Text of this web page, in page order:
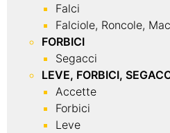
Falci
Falciole, Roncole,
FORBICI
Segacci
LEVE, FORBICI,
Accette
Forbici
Leve